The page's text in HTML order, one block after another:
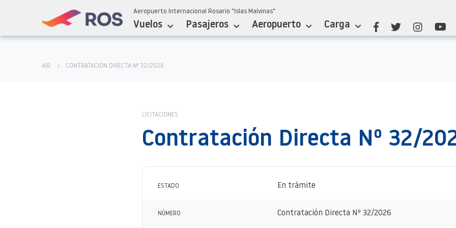
Aeropuerto Internacional Rosario "Islas Malvinas"
Vuelos Pasajeros Aeropuerto Carga
AIR CONTRATACIÓN DIRECTA Nº 32/2026
LICITACIONES
Contratación Directa Nº 32/
ESTADO En trámite
NÚMERO Contratación Directa Nº 32/2026